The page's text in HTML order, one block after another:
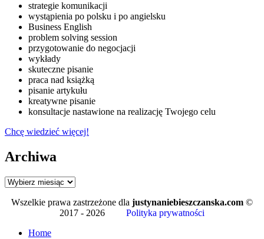
strategie komunikacji
wystąpienia po polsku i po angielsku
Business English
problem solving session
przygotowanie do negocjacji
wykłady
skuteczne pisanie
praca nad książką
pisanie artykułu
kreatywne pisanie
konsultacje nastawione na realizację Twojego celu
Chcę wiedzieć więcej!
Archiwa
Archiwa
Wszelkie prawa zastrzeżone dla justynaniebieszczanska.com ©
2017 - 2026
Polityka prywatności
Home